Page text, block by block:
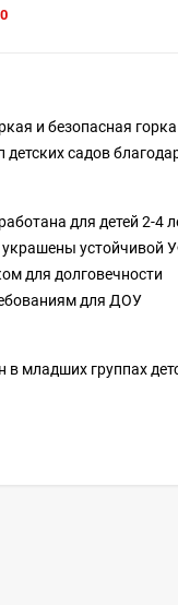
0
и безопасная
садов
для детей 2-4
устойчивой
для долговечности
для ДОУ
младших группах